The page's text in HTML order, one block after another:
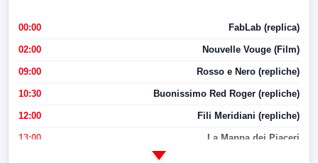
00:00 FabLab (replica)
02:00 Nouvelle Vouge (Film)
09:00 Rosso e Nero (repliche)
10:30 Buonissimo Red Roger (repliche)
12:00 Fili Meridiani (repliche)
13:00 La Mappa dei Piaceri